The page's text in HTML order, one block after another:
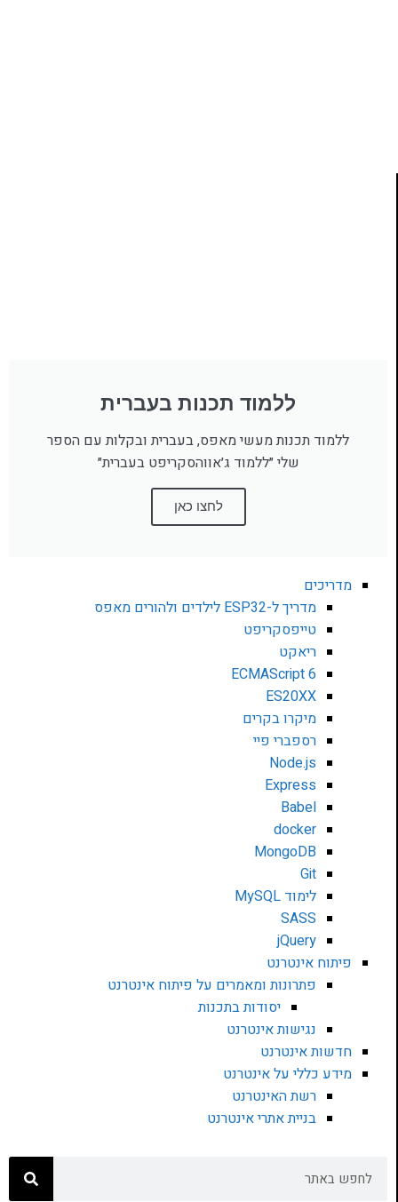
ללמוד תכנות בעברית
ללמוד תכנות מעשי מאפס, בעברית ובקלות עם הספר
שלי ״ללמוד ג׳אווהסקריפט בעברית״
לחצו כאן
מדריכים
מדריך ל-ESP32 לילדים ולהורים מאפס
טייפסקריפט
ריאקט
ECMAScript 6
ES20XX
מיקרו בקרים
רספברי פיי
Node.js
Express
Babel
docker
MongoDB
Git
לימוד MySQL
SASS
jQuery
פיתוח אינטרנט
פתרונות ומאמרים על פיתוח אינטרנט
יסודות בתכנות
נגישות אינטרנט
חדשות אינטרנט
מידע כללי על אינטרנט
רשת האינטרנט
בניית אתרי אינטרנט